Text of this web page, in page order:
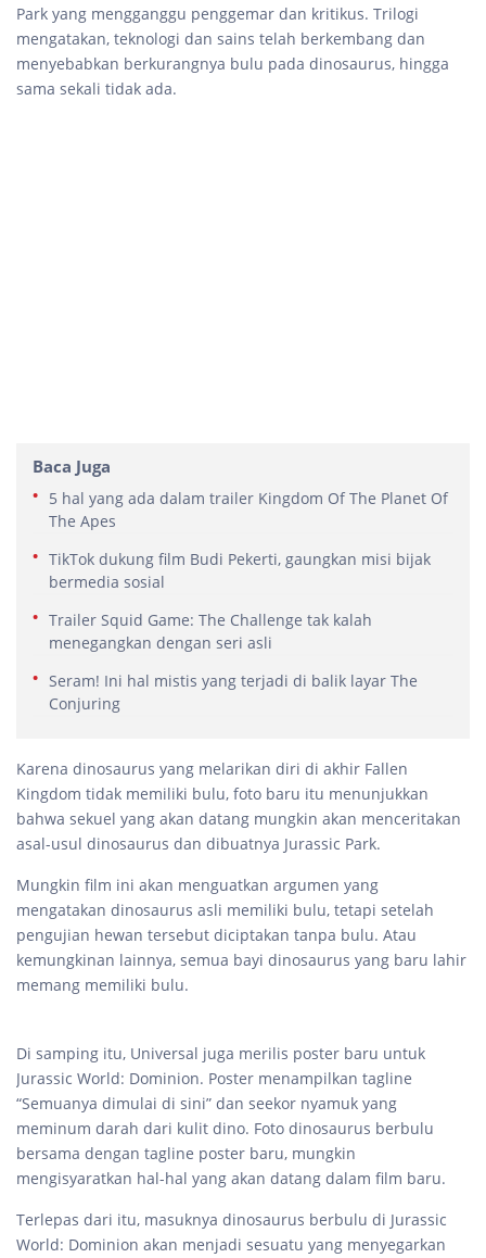
Park yang mengganggu penggemar dan kritikus. Trilogi
mengatakan, teknologi dan sains telah berkembang dan
menyebabkan berkurangnya bulu pada dinosaurus, hingga
sama sekali tidak ada.
Baca Juga
5 hal yang ada dalam trailer Kingdom Of The Planet Of
The Apes
TikTok dukung film Budi Pekerti, gaungkan misi bijak
bermedia sosial
Trailer Squid Game: The Challenge tak kalah
menegangkan dengan seri asli
Seram! Ini hal mistis yang terjadi di balik layar The
Conjuring
Karena dinosaurus yang melarikan diri di akhir Fallen
Kingdom tidak memiliki bulu, foto baru itu menunjukkan
bahwa sekuel yang akan datang mungkin akan menceritakan
asal-usul dinosaurus dan dibuatnya Jurassic Park.
Mungkin film ini akan menguatkan argumen yang
mengatakan dinosaurus asli memiliki bulu, tetapi setelah
pengujian hewan tersebut diciptakan tanpa bulu. Atau
kemungkinan lainnya, semua bayi dinosaurus yang baru lahir
memang memiliki bulu.
Di samping itu, Universal juga merilis poster baru untuk
Jurassic World: Dominion. Poster menampilkan tagline
“Semuanya dimulai di sini” dan seekor nyamuk yang
meminum darah dari kulit dino. Foto dinosaurus berbulu
bersama dengan tagline poster baru, mungkin
mengisyaratkan hal-hal yang akan datang dalam film baru.
Terlepas dari itu, masuknya dinosaurus berbulu di Jurassic
World: Dominion akan menjadi sesuatu yang menyegarkan